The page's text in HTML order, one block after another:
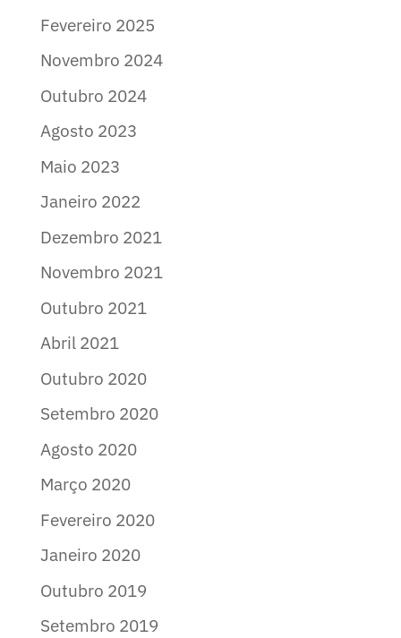
Fevereiro 2025
Novembro 2024
Outubro 2024
Agosto 2023
Maio 2023
Janeiro 2022
Dezembro 2021
Novembro 2021
Outubro 2021
Abril 2021
Outubro 2020
Setembro 2020
Agosto 2020
Março 2020
Fevereiro 2020
Janeiro 2020
Outubro 2019
Setembro 2019